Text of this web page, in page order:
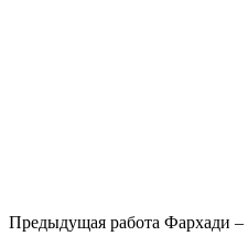
Предыдущая работа Фархади –